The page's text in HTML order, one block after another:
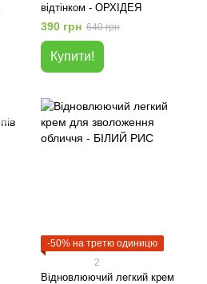
відтінком - ОРХІДЕЯ
390 грн 640 грн
Купити!
-50% на третю одиницю
2
Відновлюючий легкий крем